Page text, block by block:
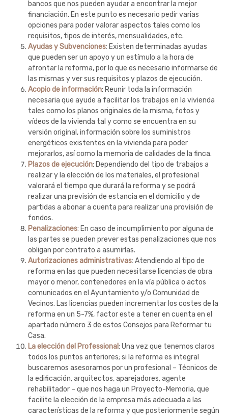
bancos que nos pueden ayudar a encontrar la mejor
financiación. En este punto es necesario pedir varias
opciones para poder valorar aspectos tales como los
requisitos, tipos de interés, mensualidades, etc.
Ayudas y Subvenciones: Existen determinadas ayudas
que pueden ser un apoyo y un estímulo a la hora de
afrontar la reforma, por lo que es necesario informarse de
las mismas y ver sus requisitos y plazos de ejecución.
Acopio de información: Reunir toda la información
necesaria que ayude a facilitar los trabajos en la vivienda
tales como los planos originales de la misma, fotos y
vídeos de la vivienda tal y como se encuentra en su
versión original, información sobre los suministros
energéticos existentes en la vivienda para poder
mejorarlos, así como la memoria de calidades de la finca.
Plazos de ejecución: Dependiendo del tipo de trabajos a
realizar y la elección de los materiales, el profesional
valorará el tiempo que durará la reforma y se podrá
realizar una previsión de estancia en el domicilio y de
partidas a abonar a cuenta para realizar una provisión de
fondos.
Penalizaciones: En caso de incumplimiento por alguna de
las partes se pueden prever estas penalizaciones que nos
obligan por contrato a asumirlas.
Autorizaciones administrativas: Atendiendo al tipo de
reforma en las que pueden necesitarse licencias de obra
mayor o menor, contenedores en la vía pública o actos
comunicados en el Ayuntamiento y/o Comunidad de
Vecinos. Las licencias pueden incrementar los costes de la
reforma en un 5-7%, factor este a tener en cuenta en el
apartado número 3 de estos Consejos para Reformar tu
Casa.
La elección del Professional: Una vez que tenemos claros
todos los puntos anteriores; si la reforma es integral
buscaremos asesorarnos por un profesional – Técnicos de
la edificación, arquitectos, aparejadores, agente
rehabilitador – que nos haga un Proyecto-Memoria, que
facilite la elección de la empresa más adecuada a las
características de la reforma y que posteriormente según